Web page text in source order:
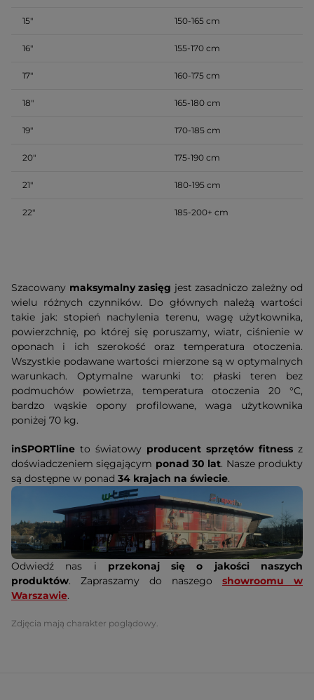
15″ 150-165 cm
16″ 155-170 cm
17″ 160-175 cm
18″ 165-180 cm
19″ 170-185 cm
20″ 175-190 cm
21″ 180-195 cm
22″ 185-200+ cm
Szacowany maksymalny zasięg jest zasadniczo zależny od
wielu różnych czynników. Do głównych należą wartości
takie jak: stopień nachylenia terenu, wagę użytkownika,
powierzchnię, po której się poruszamy, wiatr, ciśnienie w
oponach i ich szerokość oraz temperatura otoczenia.
Wszystkie podawane wartości mierzone są w optymalnych
warunkach. Optymalne warunki to: płaski teren bez
podmuchów powietrza, temperatura otoczenia 20 °C,
bardzo wąskie opony profilowane, waga użytkownika
poniżej 70 kg.
inSPORTline to światowy producent sprzętów fitness z
doświadczeniem sięgającym ponad 30 lat. Nasze produkty
są dostępne w ponad 34 krajach na świecie.
Odwiedź nas i przekonaj się o jakości naszych
produktów. Zapraszamy do naszego showroomu w
Warszawie.
Zdjęcia mają charakter poglądowy.